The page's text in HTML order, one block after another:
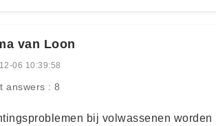
van Loon
06 10:39:58
answers : 8
bij volwassenen